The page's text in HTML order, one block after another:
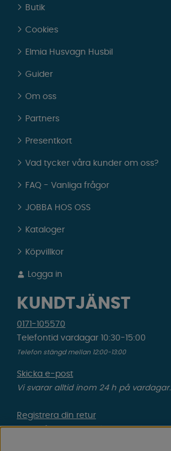
Butik
Cookies
Elmia Husvagn Husbil
Guider
Om oss
Partners
Presentkort
Vad tycker våra kunder om oss?
FAQ - Vanliga frågor
JOBBA HOS OSS
Kataloger
Köpvillkor
Logga in
KUNDTJÄNST
0171-105570
Telefontid vardagar 10:30-15:00
Telefon stängd mellan 12:00-13:00
Skicka e-post
Vi svarar alltid inom 24 h på vardagar.
Registrera din retur
Gäller ångrat köp & felbeställning.